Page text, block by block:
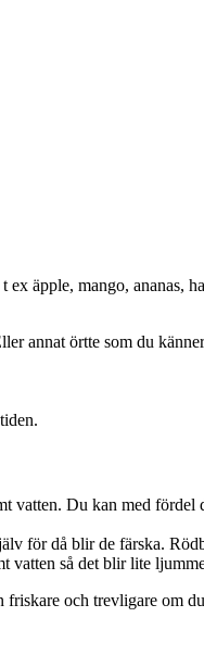
äpple, mango, ananas,
annat örtte som du
vatten. Du kan med fördel
för då blir de färska.
så det blir lite
friskare och trevligare om